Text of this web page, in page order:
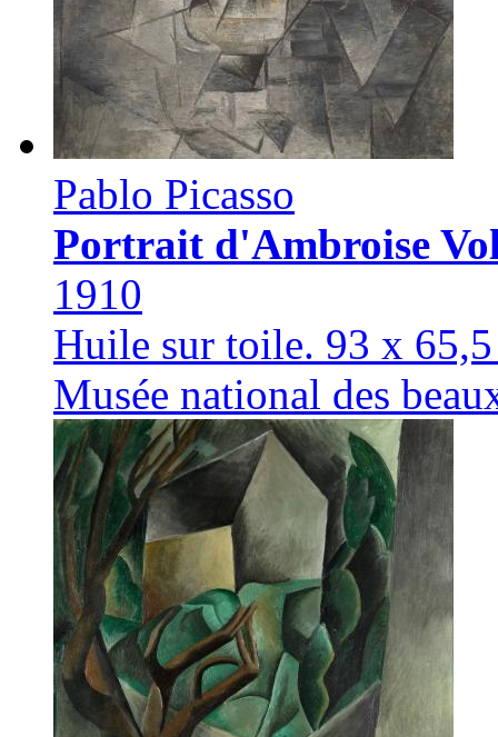
Pablo Picasso
Portrait d'Ambroise
1910
Huile sur toile. 93 x
Musée national des